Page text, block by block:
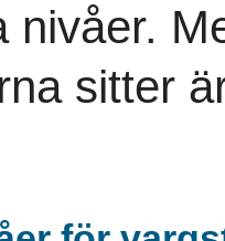
nivåer.
sitter